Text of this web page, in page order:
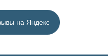
на Яндекс